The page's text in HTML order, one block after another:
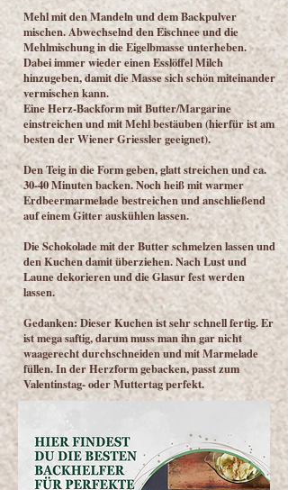
Mehl mit den Mandeln und dem Backpulver
mischen. Abwechselnd den Eischnee und die
Mehlmischung in die Eigelbmasse unterheben.
Dabei immer wieder einen Esslöffel Milch
hinzugeben, damit die Masse sich schön miteinander
vermischen kann.
Eine Herz-Backform mit Butter/Margarine
einstreichen und mit Mehl bestäuben (hierfür ist am
besten der Wiener Griessler geeignet).
Den Teig in die Form geben, glatt streichen und ca.
30-40 Minuten backen. Noch heiß mit warmer
Erdbeermarmelade bestreichen und anschließend
auf einem Gitter auskühlen lassen.
Die Schokolade mit der Butter schmelzen lassen und
den Kuchen damit überziehen. Nach Lust und
Laune dekorieren und die Glasur fest werden
lassen.
Gedanken: Dieser Kuchen ist sehr schnell fertig. Er
ist mega saftig, darum muss man ihn gar nicht
waagerecht durchschneiden und mit Marmelade
füllen. In der Herzform gebacken, passt zum
Valentinstag- oder Muttertag perfekt.